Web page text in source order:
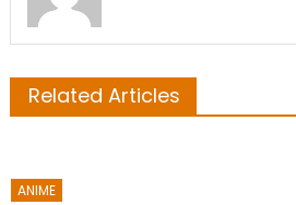
Related Articles
ANIME